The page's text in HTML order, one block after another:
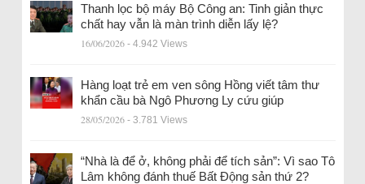
Thanh lọc bộ máy Bộ Công an: Tinh giản thực
chất hay vẫn là màn trình diễn lấy lệ?
16/06/2026 - 4.942 Views
Hàng loạt trẻ em ven sông Hồng viết tâm thư
khẩn cầu bà Ngô Phương Ly cứu giúp
28/05/2026 - 3.781 Views
“Nhà là để ở, không phải để tích sản”: Vì sao Tô
Lâm không đánh thuế Bất Động sản thứ 2?